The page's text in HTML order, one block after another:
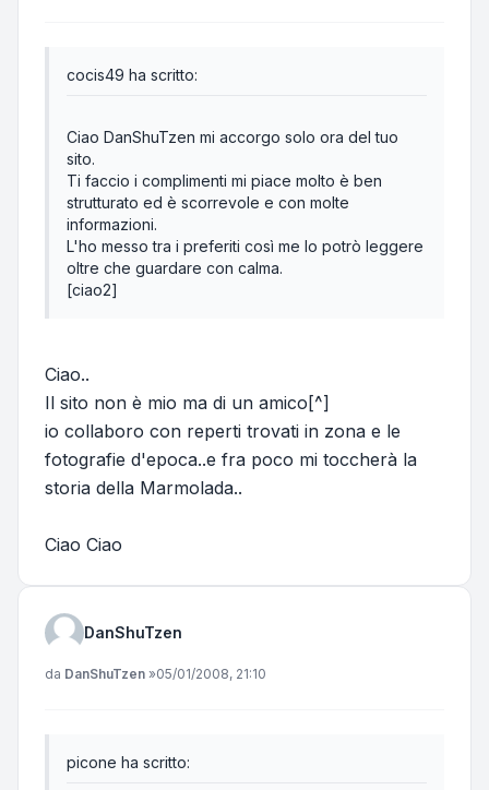
cocis49 ha scritto:
Ciao DanShuTzen mi accorgo solo ora del tuo
sito.
Ti faccio i complimenti mi piace molto è ben
strutturato ed è scorrevole e con molte
informazioni.
L'ho messo tra i preferiti così me lo potrò leggere
oltre che guardare con calma.
[ciao2]
Ciao..
Il sito non è mio ma di un amico[^]
io collaboro con reperti trovati in zona e le
fotografie d'epoca..e fra poco mi toccherà la
storia della Marmolada..
Ciao Ciao
DanShuTzen
Messaggio
da DanShuTzen »05/01/2008, 21:10
picone ha scritto: